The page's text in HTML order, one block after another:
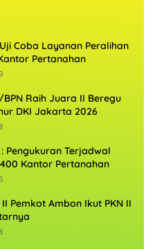
Coba Layanan Peralihan
Pertanahan
Raih Juara II Beregu
DKI Jakarta 2026
Pengukuran Terjadwal
Kantor Pertanahan
Pemkot Ambon Ikut PKN II